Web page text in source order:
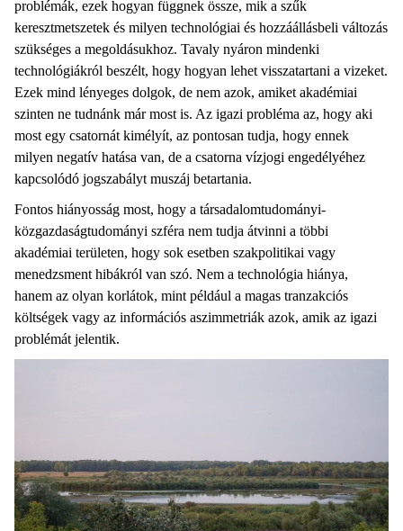
problémák, ezek hogyan függnek össze, mik a szűk
keresztmetszetek és milyen technológiai és hozzáállásbeli változás
szükséges a megoldásukhoz. Tavaly nyáron mindenki
technológiákról beszélt, hogy hogyan lehet visszatartani a vizeket.
Ezek mind lényeges dolgok, de nem azok, amiket akadémiai
szinten ne tudnánk már most is. Az igazi probléma az, hogy aki
most egy csatornát kimélyít, az pontosan tudja, hogy ennek
milyen negatív hatása van, de a csatorna vízjogi engedélyéhez
kapcsolódó jogszabályt muszáj betartania.
Fontos hiányosság most, hogy a társadalomtudományi-
közgazdaságtudományi szféra nem tudja átvinni a többi
akadémiai területen, hogy sok esetben szakpolitikai vagy
menedzsment hibákról van szó. Nem a technológia hiánya,
hanem az olyan korlátok, mint például a magas tranzakciós
költségek vagy az információs aszimmetriák azok, amik az igazi
problémát jelentik.